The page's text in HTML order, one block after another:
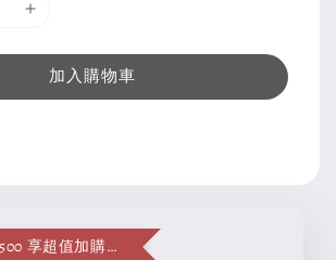
加入購物車
單筆消費滿 $500 享超值加購便當袋